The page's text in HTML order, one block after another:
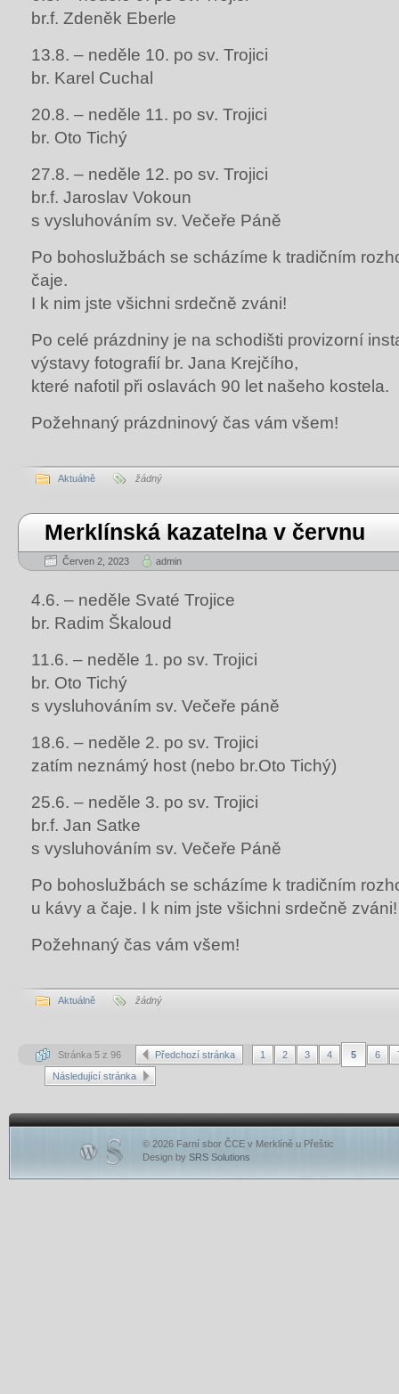
br.f. Zdeněk Eberle
13.8. – neděle 10. po sv. Trojici
br. Karel Cuchal
20.8. – neděle 11. po sv. Trojici
br. Oto Tichý
27.8. – neděle 12. po sv. Trojici
br.f. Jaroslav Vokoun
s vysluhováním sv. Večeře Páně
Po bohoslužbách se scházíme k tradičním
čaje.
I k nim jste všichni srdečně zváni!
Po celé prázdniny je na schodišti provizorní
výstavy fotografií br. Jana Krejčího,
které nafotil při oslavách 90 let našeho kostela.
Požehnaný prázdninový čas vám všem!
Aktuálně žádný
Merklínská kazatelna v červnu
Červen 2, 2023 admin
4.6. – neděle Svaté Trojice
br. Radim Škaloud
11.6. – neděle 1. po sv. Trojici
br. Oto Tichý
s vysluhováním sv. Večeře páně
18.6. – neděle 2. po sv. Trojici
zatím neznámý host (nebo br.Oto Tichý)
25.6. – neděle 3. po sv. Trojici
br.f. Jan Satke
s vysluhováním sv. Večeře Páně
Po bohoslužbách se scházíme k tradičním
u kávy a čaje. I k nim jste všichni srdečně zváni!
Požehnaný čas vám všem!
Aktuálně žádný
Stránka 5 z 96 Předchozí stránka 1 2 3 4 5 6
Následující stránka
© 2026 Farní sbor ČCE v Merklíně u Přeštic
Design by SRS Solutions